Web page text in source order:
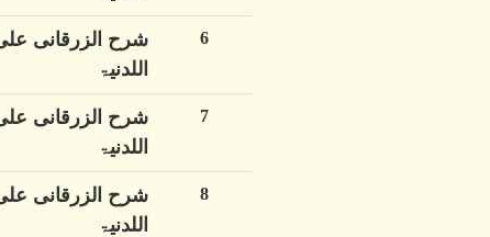
شرح الزرقانی
اللدنیۃ
6
شرح الزرقانی
اللدنیۃ
7
شرح الزرقانی
اللدنیۃ
8